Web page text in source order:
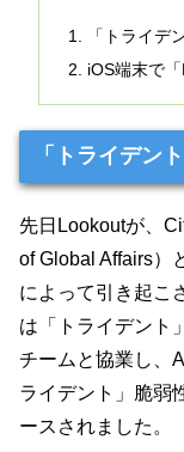
「トライデ
iOS端末で
「トライデン
先日Lookoutが、
of Global Affairs）
によって引き起こ
は「トライデント
チームと協業し、
ライデント」脆弱
ースされました。